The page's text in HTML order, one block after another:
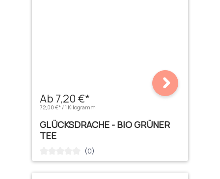
Ab 7,20 €*
72,00 €* / 1 Kilogramm
GLÜCKSDRACHE - BIO GRÜNER
TEE
Durchschnittliche Bewertung von 0 von 5 Sternen
(0)